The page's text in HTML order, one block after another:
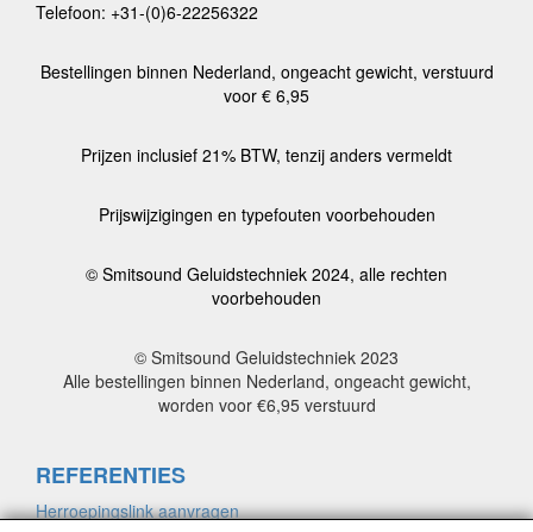
Telefoon: +31-(0)6-22256322
Bestellingen binnen Nederland, ongeacht gewicht, verstuurd
voor € 6,95
Prijzen inclusief 21% BTW, tenzij anders vermeldt
Prijswijzigingen en typefouten voorbehouden
© Smitsound Geluidstechniek 2024, alle rechten
voorbehouden
© Smitsound Geluidstechniek 2023
Alle bestellingen binnen Nederland, ongeacht gewicht,
worden voor €6,95 verstuurd
REFERENTIES
Herroepingslink aanvragen